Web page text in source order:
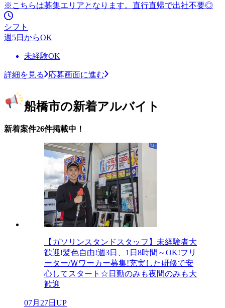
※こちらは募集エリアとなります。直行直帰で出社不要◎
シフト
週5日からOK
未経験OK
詳細を見る 応募画面に進む
船橋市の新着アルバイト
新着案件26件掲載中！
【ガソリンスタンドスタッフ】未経験者大
歓迎!髪色自由!週3日、1日8時間～OK!フリ
ーター/Ｗワーカー募集!充実した研修で安
心してスタート☆日勤のみも夜間のみも大
歓迎
07月27日UP